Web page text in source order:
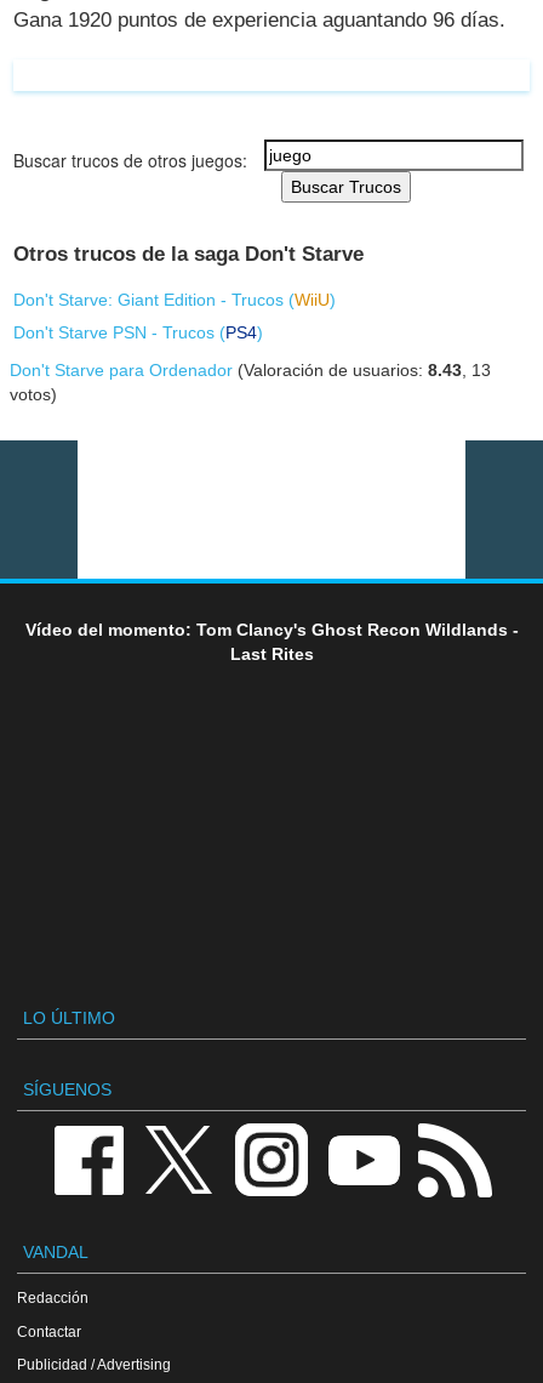
Gana 1920 puntos de experiencia aguantando 96 días.
Buscar trucos de otros juegos:
Buscar Trucos
Otros trucos de la saga Don't Starve
Don't Starve: Giant Edition - Trucos (WiiU)
Don't Starve PSN - Trucos (PS4)
Don't Starve para Ordenador (Valoración de usuarios:8.43 13
votos)
Vídeo del momento: Tom Clancy's Ghost Recon Wildlands -
Last Rites
LO ÚLTIMO
SÍGUENOS
VANDAL
Redacción
Contactar
Publicidad / Advertising